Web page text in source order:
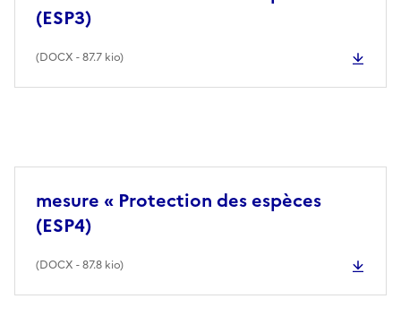
(ESP3)
(DOCX - 87.7 kio)
mesure « Protection des espèces
(ESP4)
(DOCX - 87.8 kio)